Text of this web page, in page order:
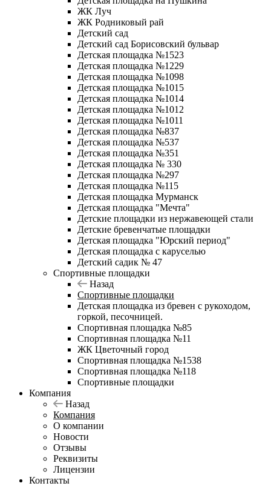
ЖК Луч
ЖК Родниковый рай
Детский сад
Детский сад Борисовский бульвар
Детская площадка №1523
Детская площадка №1229
Детская площадка №1098
Детская площадка №1015
Детская площадка №1014
Детская площадка №1012
Детская площадка №1011
Детская площадка №837
Детская площадка №537
Детская площадка №351
Детская площадка № 330
Детская площадка №297
Детская площадка №115
Детская площадка Мурманск
Детская площадка "Мечта"
Детские площадки из нержавеющей стали
Детские бревенчатые площадки
Детская площадка "Юрский период"
Детская площадка с каруселью
Детский садик № 47
Спортивные площадки
Назад
Спортивные площадки
Детская площадка из бревен с рукоходом,
горкой, песочницей.
Спортивная площадка №85
Спортивная площадка №11
ЖК Цветочный город
Спортивная площадка №1538
Спортивная площадка №118
Спортивные площадки
Компания
Назад
Компания
О компании
Новости
Отзывы
Реквизиты
Лицензии
Контакты